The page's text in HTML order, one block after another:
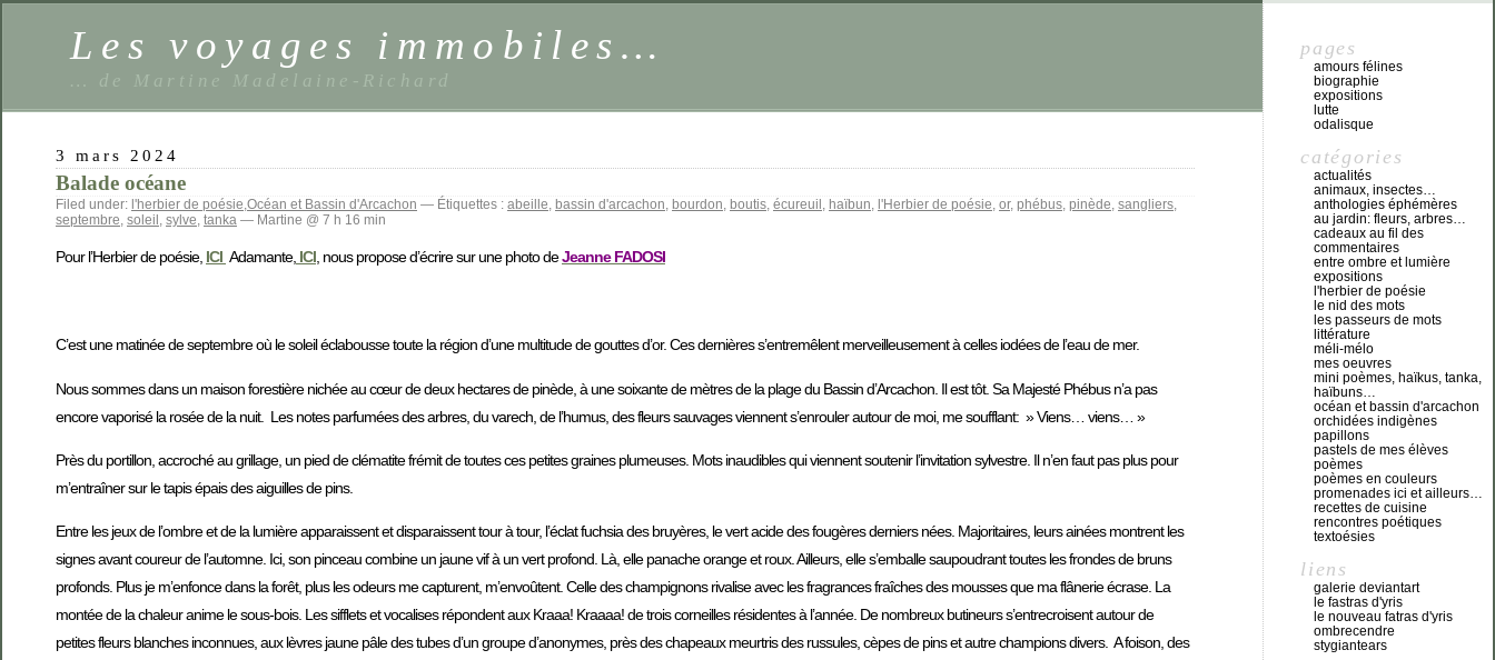
Les voyages immobiles…
… de Martine Madelaine-Richard
3 mars 2024
Balade océane
Filed under: l'herbier de poésie,Océan et Bassin d'Arcachon — Étiquettes : abeille, bassin d'arcachon, bourdon, boutis, écureuil , haïbun, l'Herbier de poésie, or, phébus, pinède, sangliers,
septembre, soleil , sylve, tanka — Martine @ 7 h 16 min
Pour l’Herbier de poésie, ICI Adamante, ICI, nous propose d’écrire sur une photo deJeanneFADOSI
C’est une matinée de septembre où le soleil éclabousse toute la région d’une multitude de gouttes d’or. Ces dernières s’entremêlent merveilleusement à celles iodées de l’eau de mer.
Nous sommes dans un maison forestière nichée au cœur de deux hectares de pinède, à une soixante de mètres de la plage du Bassin d’Arcachon. Il est tôt. Sa Majesté Phébus n’a pas
encore vaporisé la rosée de la nuit. Les notes parfumées des arbres, du varech, de l’humus, des fleurs sauvages viennent s’enrouler autour de moi, me soufflant: » Viens… viens… »
Près du portillon, accroché au grillage, un pied de clématite frémit de toutes ces petites graines plumeuses. Mots inaudibles qui viennent soutenir l’invitation sylvestre. Il n’en faut pas plus pour
m’entraîner sur le tapis épais des aiguilles de pins.
Entre les jeux de l’ombre et de la lumière apparaissent et disparaissent tour à tour, l’éclat fuchsia des bruyères, le vert acide des fougères derniers nées. Majoritaires, leurs ainées montrent les
signes avant coureur de l’automne. Ici, son pinceau combine un jaune vif à un vert profond. Là, elle panache orange et roux. Ailleurs, elle s’emballe saupoudrant toutes les frondes de bruns
profonds. Plus je m’enfonce dans la forêt, plus les odeurs me capturent, m’envoûtent. Celle des champignons rivalise avec les fragrances fraîches des mousses que ma flânerie écrase. La
montée de la chaleur anime le sous-bois. Les sifflets et vocalises répondent aux Kraaa! Kraaaa! de trois corneilles résidentes à l’année. De nombreux butineurs s’entrecroisent autour de
petites fleurs blanches inconnues, aux lèvres jaune pâle des tubes d’un groupe d’anonymes, près des chapeaux meurtris des russules, cèpes de pins et autre champions divers. A foison, des
pages
amours félines
biographie
expositions
lutte
odalisque
catégories
actualités
animaux, insectes…
anthologies éphémères
au jardin: fleurs, arbres…
cadeaux au fil des
commentaires
entre ombre et lumière
expositions
l'herbier de poésie
le nid des mots
les passeurs de mots
littérature
méli-mélo
mes oeuvres
mini poèmes, haïkus, tanka,
haïbuns…
océan et bassin d'arcachon
orchidées indigènes
papillons
pastels de mes élèves
poèmes
poèmes en couleurs
promenades ici et ailleurs…
recettes de cuisine
rencontres poétiques
textoésies
liens
galerie deviantart
le fastras d'yris
le nouveau fatras d'yris
ombrecendre
stygiantears